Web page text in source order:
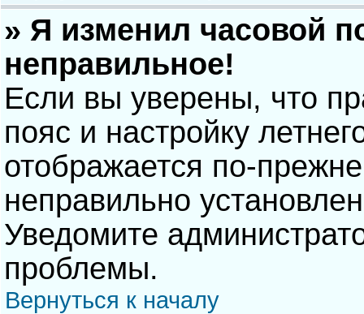
» Я изменил часовой
неправильное!
Если вы уверены, что
пояс и настройку
отображается по-
неправильно
Уведомите
проблемы.
Вернуться к началу